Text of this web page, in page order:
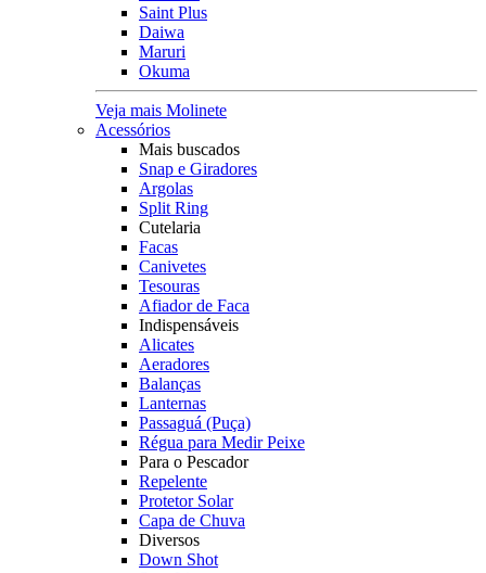
Saint Plus
Daiwa
Maruri
Okuma
Veja mais Molinete
Acessórios
Mais buscados
Snap e Giradores
Argolas
Split Ring
Cutelaria
Facas
Canivetes
Tesouras
Afiador de Faca
Indispensáveis
Alicates
Aeradores
Balanças
Lanternas
Passaguá (Puça)
Régua para Medir Peixe
Para o Pescador
Repelente
Protetor Solar
Capa de Chuva
Diversos
Down Shot